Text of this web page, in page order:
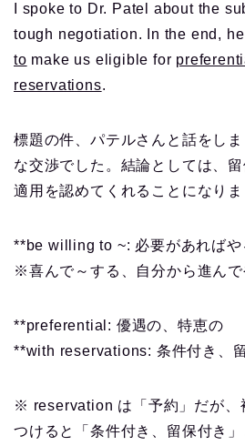
I spoke to Dr. Patel about the
tough negotiation. In the end, he
to make us eligible for
reservations.
標題の件、パテルさんと話をし
な交渉でした。結論としては、
適用を認めてくれることになりま
**be willing to ~: 必要があればや
※喜んで～する、自分から進んで
**preferential: 優遇の、特恵の
**with reservations: 条件付き、
※ reservation は「予約」だが、
つけると「条件付き、留保付き